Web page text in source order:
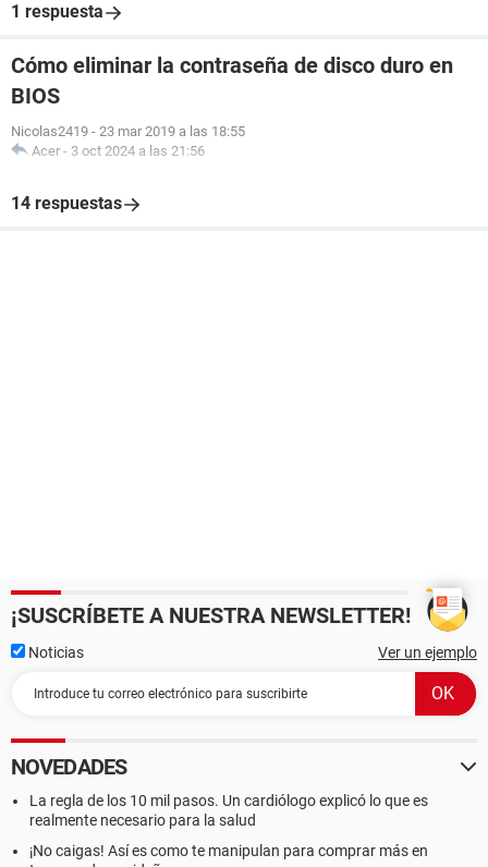
1 respuesta
Cómo eliminar la contraseña de disco duro en
BIOS
Nicolas2419 - 23 mar 2019 a las 18:55
Acer - 3 oct 2024 a las 21:56
14 respuestas
¡SUSCRÍBETE A NUESTRA NEWSLETTER!
Noticias Ver un ejemplo
NOVEDADES
La regla de los 10 mil pasos. Un cardiólogo explicó lo que es
realmente necesario para la salud
¡No caigas! Así es como te manipulan para comprar más en